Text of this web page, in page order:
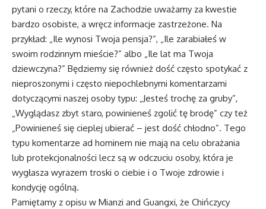
pytani o rzeczy, które na Zachodzie uważamy za kwestie
bardzo osobiste, a wręcz informacje zastrzeżone. Na
przykład: „Ile wynosi Twoja pensja?”, „Ile zarabiałeś w
swoim rodzinnym mieście?” albo „Ile lat ma Twoja
dziewczyna?” Będziemy się również dość często spotykać z
nieproszonymi i często niepochlebnymi komentarzami
dotyczącymi naszej osoby typu: „Jesteś trochę za gruby”,
„Wyglądasz zbyt staro, powinieneś zgolić tę brodę” czy też
„Powinieneś się cieplej ubierać – jest dość chłodno”. Tego
typu komentarze ad hominem nie mają na celu obrażania
lub protekcjonalności lecz są w odczuciu osoby, która je
wygłasza wyrazem troski o ciebie i o Twoje zdrowie i
kondycję ogólną.
Pamiętamy z opisu w Mianzi and Guangxi, że Chińczycy